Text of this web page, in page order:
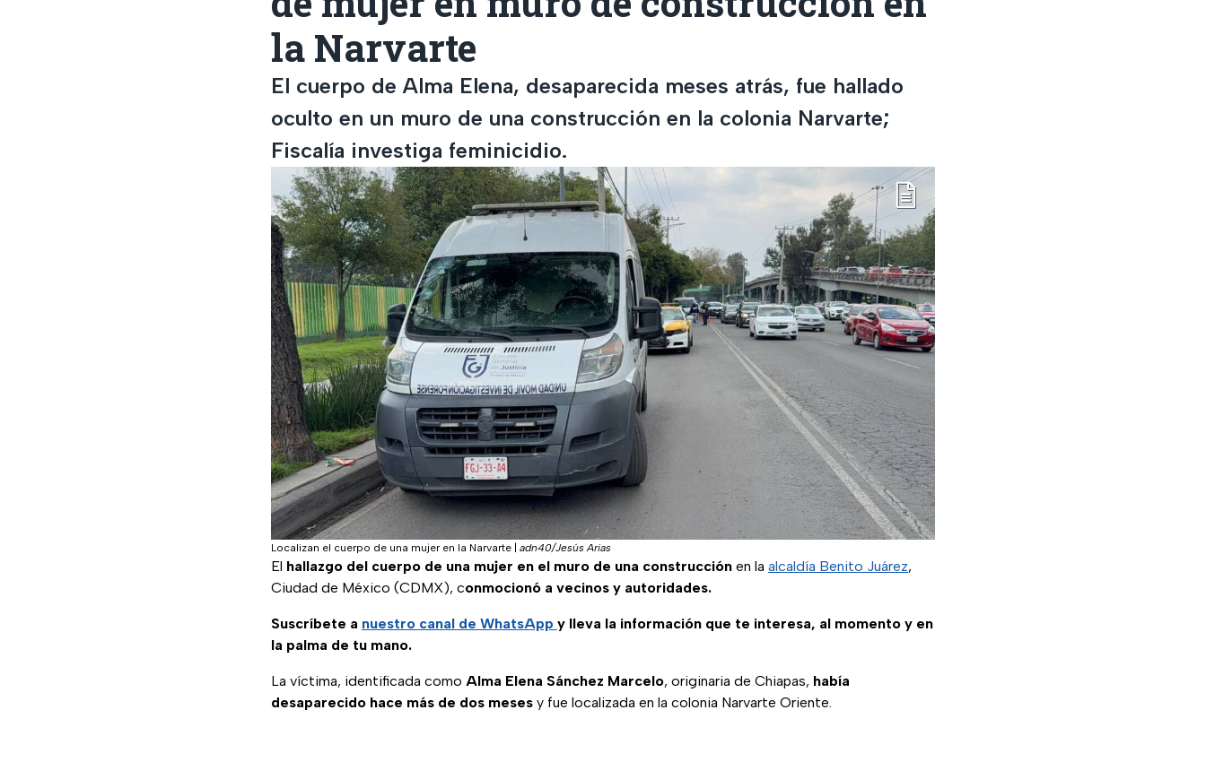
la Narvarte
El cuerpo de Alma Elena, desaparecida meses atrás, fue hallado
oculto en un muro de una construcción en la colonia Narvarte;
Fiscalía investiga feminicidio.
Localizan el cuerpo de una mujer en la Narvarte adn40/Jesús Arias
El hallazgo del cuerpo de una mujer en el muro de una construcción en la alcaldía Benito Juárez,
Ciudad de México (CDMX), conmocionó a vecinos y autoridades.
Suscríbete a nuestro canal de WhatsApp y lleva la información que te interesa, al momento y en
la palma de tu mano.
La víctima, identificada como Alma Elena Sánchez Marcelo, originaria de Chiapas, había
desaparecido hace más de dos meses y fue localizada en la colonia Narvarte Oriente.